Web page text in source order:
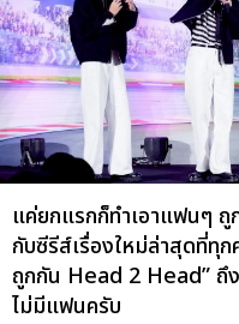
แค่ยกแรกก็ทำเอาแฟนๆ
กับซีรีส์เรื่องใหม่ล่าสุดที่ทุ
ถูกกัน Head 2 Head” ถึ
ไม่มีแฟนครับ